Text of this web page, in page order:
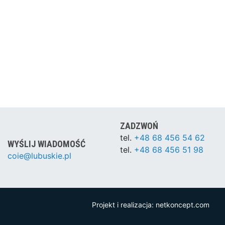
WYŚLIJ WIADOMOŚĆ
coie@lubuskie.pl
ZADZWOŃ
tel. +48 68 456 54 62
tel. +48 68 456 51 98
Projekt i realizacja: netkoncept.com